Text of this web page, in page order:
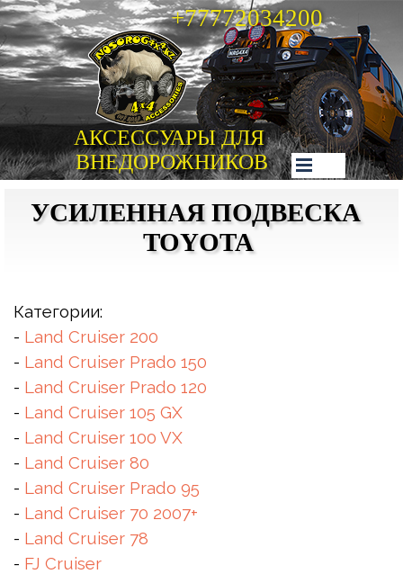
АКСЕССУАРЫ ДЛЯ
ВНЕДОРОЖНИКОВ
+77772034200
УСИЛЕННАЯ ПОДВЕСКА
TOYOTA
Категории:
- Land Cruiser 200
- Land Cruiser Prado 150
- Land Cruiser Prado 120
- Land Cruiser 105 GX
- Land Cruiser 100 VX
- Land Cruiser 80
- Land Cruiser Prado 95
- Land Cruiser 70 2007+
- Land Cruiser 78
- FJ Cruiser